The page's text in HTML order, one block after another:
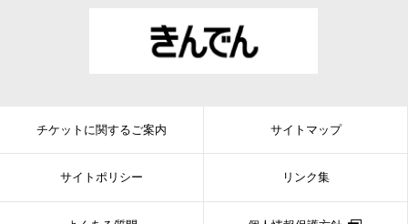
チケットに関するご案内 サイトマップ
サイトポリシー リンク集